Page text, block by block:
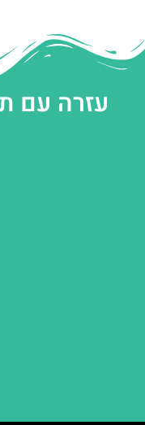
עזרה עם